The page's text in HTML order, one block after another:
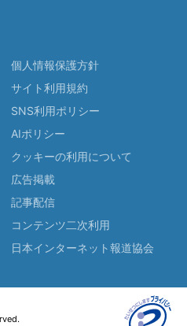
個人情報保護方針
サイト利用規約
SNS利用ポリシー
AIポリシー
クッキーの利用について
広告掲載
記事配信
コンテンツ二次利用
日本インターネット報道協会